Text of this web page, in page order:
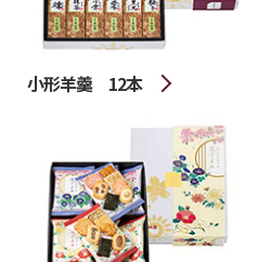
小形羊羹 12本